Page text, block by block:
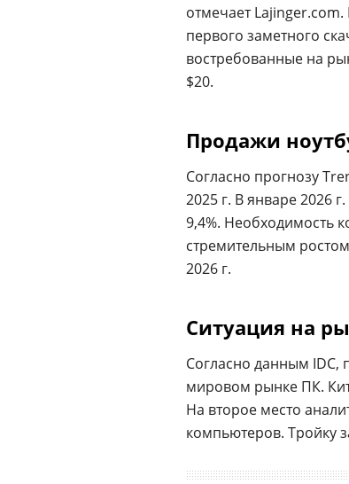
отмечает
первого заметного
востребованные на
$20.
Продажи
Согласно прогнозу
2025 г. В январе 2026
9,4%. Необходимость
стремительным
2026 г.
Ситуация на
Согласно данным IDC,
мировом рынке ПК.
На второе место
компьютеров. Тройку